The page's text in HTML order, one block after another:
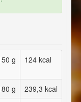
g 124 kcal
g
239,3 kcal